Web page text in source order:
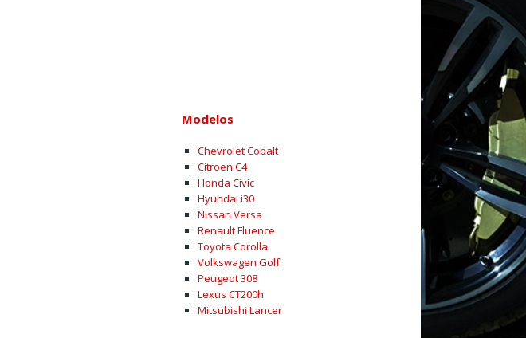
Modelos
Chevrolet Cobalt
Citroen C4
Honda Civic
Hyundai i30
Nissan Versa
Renault Fluence
Toyota Corolla
Volkswagen Golf
Peugeot 308
Lexus CT200h
Mitsubishi Lancer